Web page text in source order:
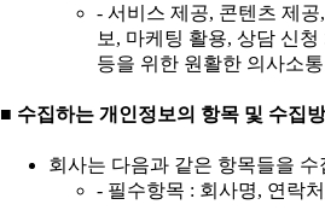
- 서비스 제공, 콘텐츠 제
보, 마케팅 활용, 상담 신
등을 위한 원활한 의사소
■ 수집하는 개인정보의 항목 및 수집
회사는 다음과 같은 항목들을
- 필수항목 : 회사명, 연락